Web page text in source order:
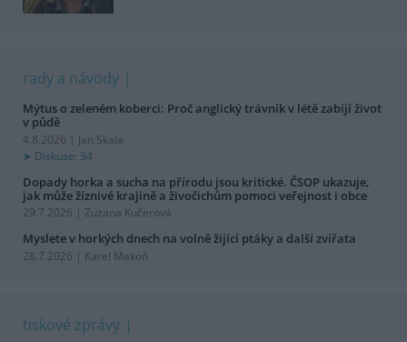
rady a návody
Mýtus o zeleném koberci: Proč anglický trávník v létě zabíjí život
v půdě
4.8.2026 | Jan Skala
Diskuse: 34
Dopady horka a sucha na přírodu jsou kritické. ČSOP ukazuje,
jak může žíznivé krajině a živočichům pomoci veřejnost i obce
29.7.2026 | Zuzana Kučerová
Myslete v horkých dnech na volně žijící ptáky a další zvířata
28.7.2026 | Karel Makoň
tiskové zprávy